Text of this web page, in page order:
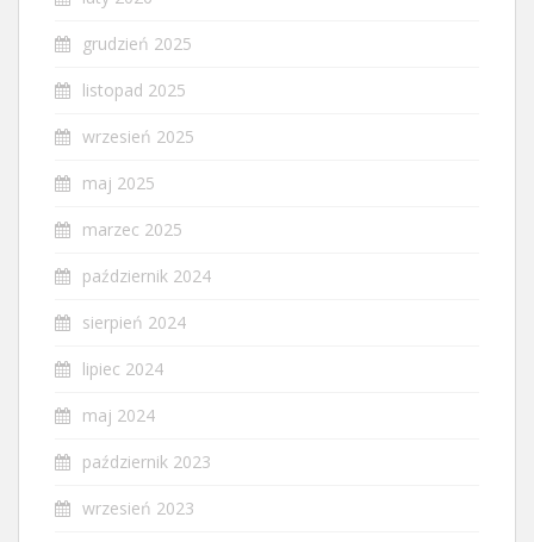
grudzień 2025
listopad 2025
wrzesień 2025
maj 2025
marzec 2025
październik 2024
sierpień 2024
lipiec 2024
maj 2024
październik 2023
wrzesień 2023